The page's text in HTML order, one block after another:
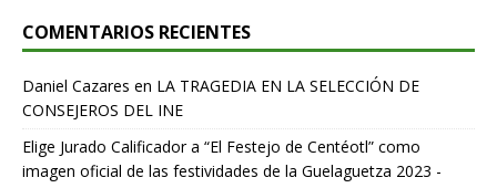
COMENTARIOS RECIENTES
Daniel Cazares en LA TRAGEDIA EN LA SELECCIÓN DE
CONSEJEROS DEL INE
Elige Jurado Calificador a “El Festejo de Centéotl” como
imagen oficial de las festividades de la Guelaguetza 2023 -